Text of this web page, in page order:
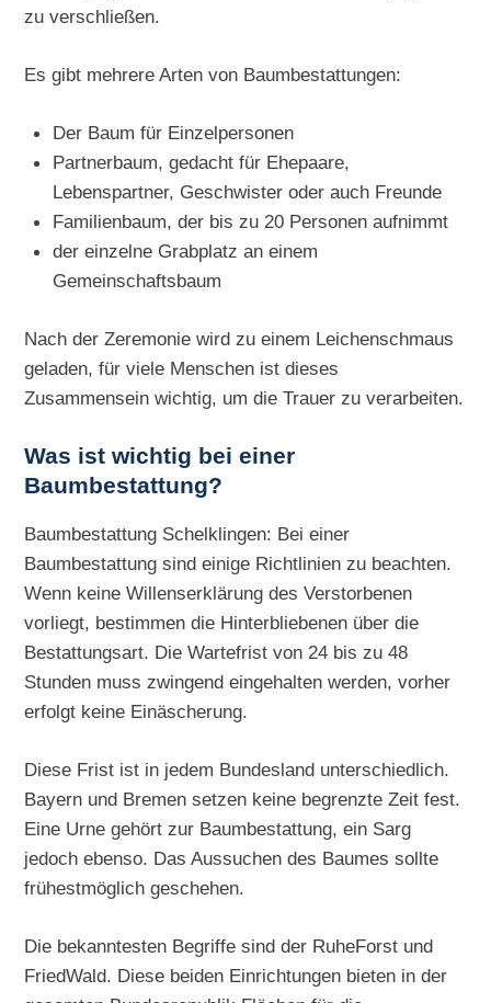
zu verschließen.
Es gibt mehrere Arten von Baumbestattungen:
Der Baum für Einzelpersonen
Partnerbaum, gedacht für Ehepaare,
Lebenspartner, Geschwister oder auch Freunde
Familienbaum, der bis zu 20 Personen aufnimmt
der einzelne Grabplatz an einem
Gemeinschaftsbaum
Nach der Zeremonie wird zu einem Leichenschmaus
geladen, für viele Menschen ist dieses
Zusammensein wichtig, um die Trauer zu verarbeiten.
Was ist wichtig bei einer
Baumbestattung?
Baumbestattung Schelklingen: Bei einer
Baumbestattung sind einige Richtlinien zu beachten.
Wenn keine Willenserklärung des Verstorbenen
vorliegt, bestimmen die Hinterbliebenen über die
Bestattungsart. Die Wartefrist von 24 bis zu 48
Stunden muss zwingend eingehalten werden, vorher
erfolgt keine Einäscherung.
Diese Frist ist in jedem Bundesland unterschiedlich.
Bayern und Bremen setzen keine begrenzte Zeit fest.
Eine Urne gehört zur Baumbestattung, ein Sarg
jedoch ebenso. Das Aussuchen des Baumes sollte
frühestmöglich geschehen.
Die bekanntesten Begriffe sind der RuheForst und
FriedWald. Diese beiden Einrichtungen bieten in der